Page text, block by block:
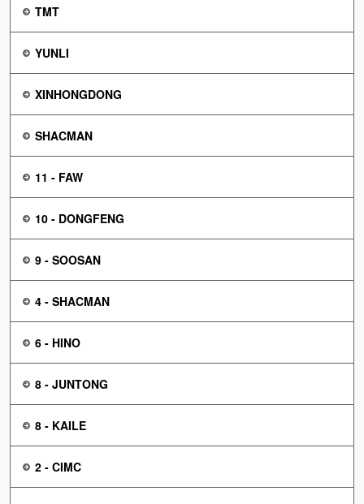
TMT
YUNLI
XINHONGDONG
SHACMAN
11 - FAW
10 - DONGFENG
9 - SOOSAN
4 - SHACMAN
6 - HINO
8 - JUNTONG
8 - KAILE
2 - CIMC